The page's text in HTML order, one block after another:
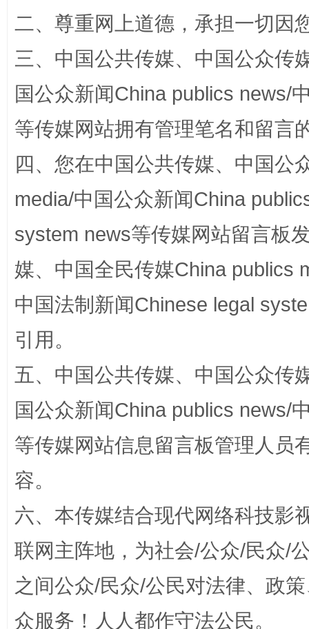
国家大学科技园优化重塑工作
扯下公款旅游的“隐身衣” 如何以
二、尊重网上道德，承担一切因
三、中国公共传媒、中国公众传
国公众新闻China publics news/
等传媒网站拥有管理笔名和留言
四、您在中国公共传媒、中国公
media/中国公众新闻China
system news等传媒网站留言板
媒、中国全民传媒China publics
中国法制新闻Chinese legal
引用。
五、中国公共传媒、中国公众传
国公众新闻China publics news/
等传媒网站信息留言板管理人员
容。
六、本传媒结合现代网络科技影
联网主阵地，为社会/公众/民众/
之间公众/民众/公民对法律、政
众服务！人人都作守法公民。